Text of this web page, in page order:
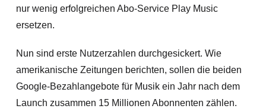
nur wenig erfolgreichen Abo-Service Play Music
ersetzen.
Nun sind erste Nutzerzahlen durchgesickert. Wie
amerikanische Zeitungen berichten, sollen die beiden
Google-Bezahlangebote für Musik ein Jahr nach dem
Launch zusammen 15 Millionen Abonnenten zählen.